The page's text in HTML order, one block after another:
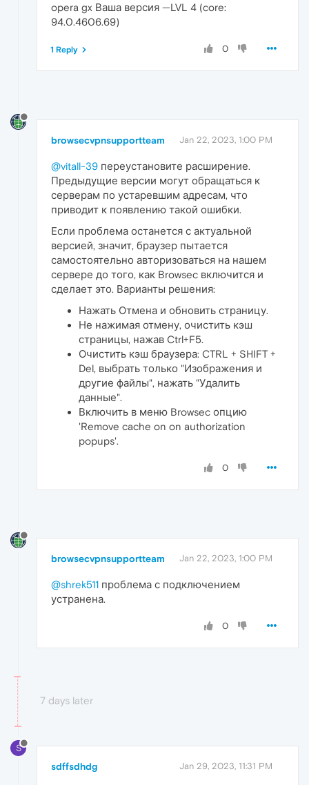
opera gx Ваша версия —LVL 4 (core:
94.0.4606.69)
0
1 Reply
browsecvpnsupportteam Jan 22, 2023, 1:00 PM
@vitall-39 переустановите расширение.
Предыдущие версии могут обращаться к
серверам по устаревшим адресам, что
приводит к появлению такой ошибки.
Если проблема останется с актуальной
версией, значит, браузер пытается
самостоятельно авторизоваться на нашем
сервере до того, как Browsec включится и
сделает это. Варианты решения:
Нажать Отмена и обновить страницу.
Не нажимая отмену, очистить кэш
страницы, нажав Ctrl+F5.
Очистить кэш браузера: CTRL + SHIFT +
Del, выбрать только "Изображения и
другие файлы", нажать "Удалить
данные".
Включить в меню Browsec опцию
'Remove cache on on authorization
popups'.
0
browsecvpnsupportteam Jan 22, 2023, 1:00 PM
@shrek511 проблема с подключением
устранена.
0
7 days later
S
sdffsdhdg Jan 29, 2023, 11:31 PM